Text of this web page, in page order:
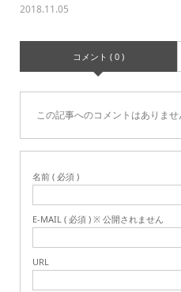
2018.11.05
コメント ( 0 )
この記事へのコメントはありませ
名前 ( 必須 )
E-MAIL ( 必須 ) ※ 公開されません
URL